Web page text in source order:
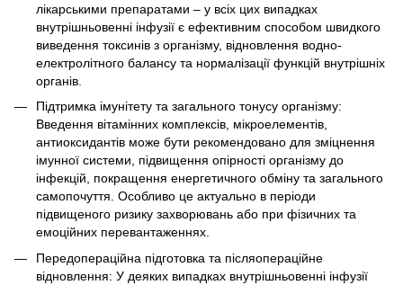
лікарськими препаратами – у всіх цих випадках
внутрішньовенні інфузії є ефективним способом швидкого
виведення токсинів з організму, відновлення водно-
електролітного балансу та нормалізації функцій внутрішніх
органів.
Підтримка імунітету та загального тонусу організму:
Введення вітамінних комплексів, мікроелементів,
антиоксидантів може бути рекомендовано для зміцнення
імунної системи, підвищення опірності організму до
інфекцій, покращення енергетичного обміну та загального
самопочуття. Особливо це актуально в періоди
підвищеного ризику захворювань або при фізичних та
емоційних перевантаженнях.
Передопераційна підготовка та післяопераційне
відновлення: У деяких випадках внутрішньовенні інфузії